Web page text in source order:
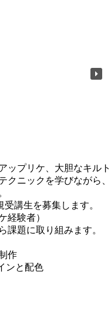
ップリケ、大胆なキルト
クニックを学びながら、
講生を募集します。
経験者）
課題に取り組みます。
作
ンと配色